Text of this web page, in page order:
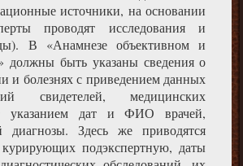
источники, на основании
проводят исследования и
В «Анамнезе объективном и
должны быть указаны сведения о
и болезнях с приведением данных
свидетелей, медицинских
указанием дат и ФИО врачей,
диагнозы. Здесь же приводятся
подэкспертную, даты